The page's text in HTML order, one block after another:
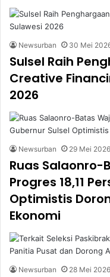
Newsurban 30 Mei
Sulsel Raih
Creative
2026
Newsurban 29 Mei 2026
Ruas Salaonro-
Progres 18,11
Optimistis
Ekonomi
Newsurban 28 Mei 2026